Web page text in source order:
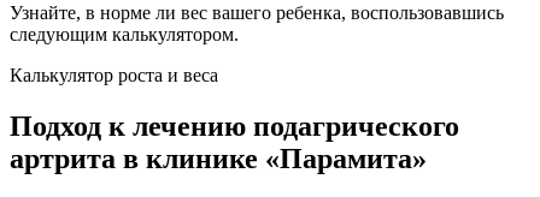
Узнайте, в норме ли вес вашего ребенка, воспользовавшись
следующим калькулятором.
Калькулятор роста и веса
Подход к лечению подагрического
артрита в клинике «Парамита»